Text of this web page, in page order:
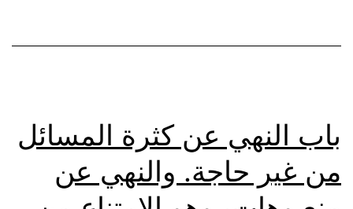
باب النهي عن كثرة المسائل
من غير حاجة. والنهي عن